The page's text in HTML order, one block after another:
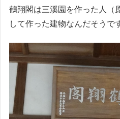
鶴翔閣は三溪園を作った人（
して作った建物なんだそう